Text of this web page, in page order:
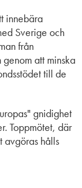
innebära
Sverige och
från
att minska
till de
gnidighet
Toppmötet, där
avgöras hålls